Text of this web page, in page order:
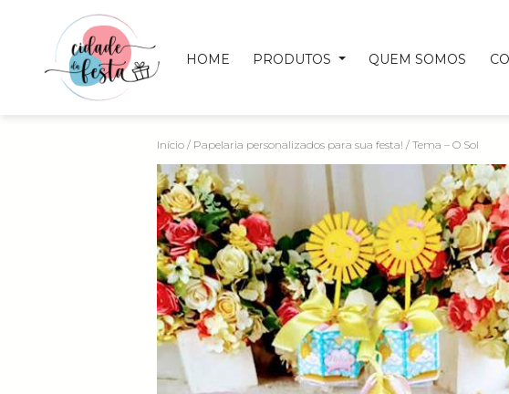
HOME PRODUTOS QUEM SOMOS
Início / Papelaria personalizados para sua festa! / Tema – O Sol